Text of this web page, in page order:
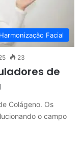
Harmonização Facial
23
de
Colágeno. Os
o campo